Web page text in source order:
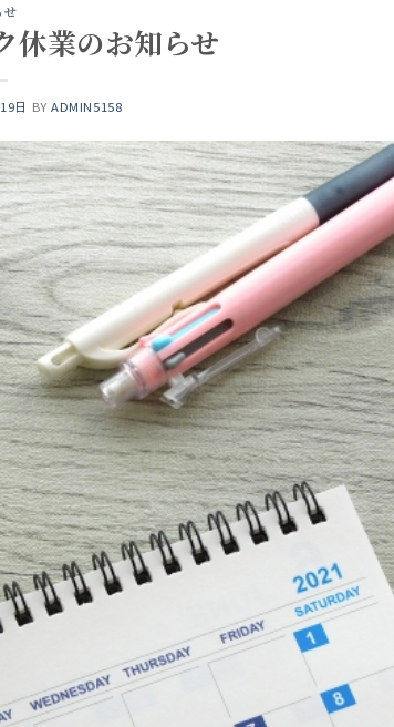
せ
休業のお知らせ
日 BYADMIN5158